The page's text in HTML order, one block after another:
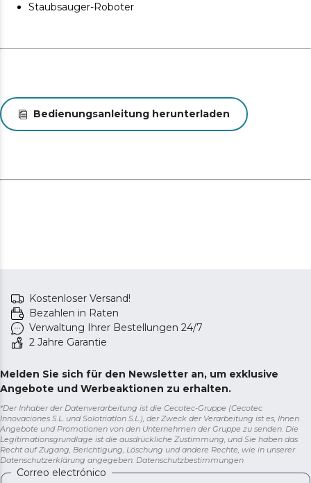
Staubsauger-Roboter
Bedienungsanleitung herunterladen
Kostenloser Versand!
Bezahlen in Raten
Verwaltung Ihrer Bestellungen 24/7
2 Jahre Garantie
Melden Sie sich für den Newsletter an, um exklusive
Angebote und Werbeaktionen zu erhalten.
*Der Inhaber der Datenverarbeitung ist die Cecotec-Gruppe (Cecotec
Innovaciones S.L. und Solotriatlon S.L.), der Zweck der Verarbeitung ist es, Ihnen
Angebote und Promotionen von den Unternehmen der Gruppe zu senden. Die
Legitimationsgrundlage ist die ausdrückliche Zustimmung, und Sie haben das
Recht auf Zugang, Berichtigung, Löschung und andere Rechte, wie in unserer
Datenschutzerklärung angegeben. Datenschutzbestimmungen
Correo electrónico